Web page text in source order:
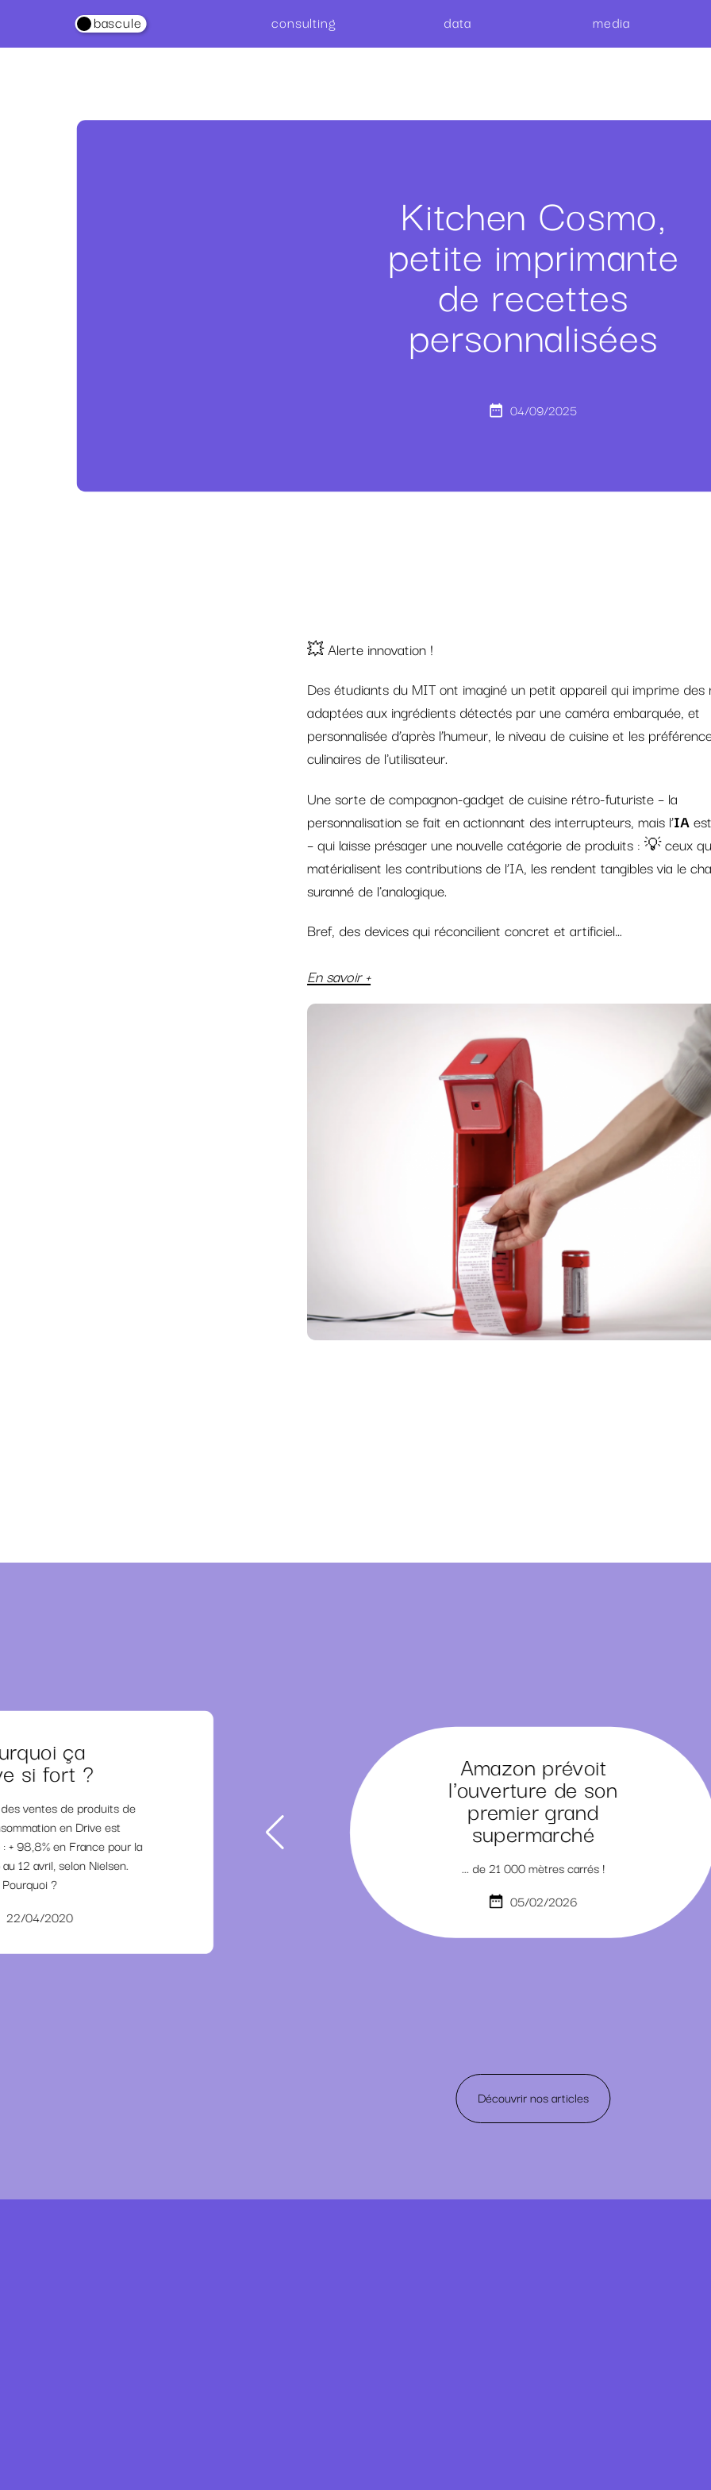
bascule
. consulting data media
Kitchen Cosmo,
petite imprimante
de recettes
personnalisées
04/09/2025
💥 Alerte innovation !
Des étudiants du MIT ont imaginé un petit appareil qui imprime
adaptées aux ingrédients détectés par une caméra embarquée, et
personnalisée d’après l’humeur, le niveau de cuisine et les
culinaires de l'utilisateur.
Une sorte de compagnon-gadget de cuisine rétro-futuriste – la
personnalisation se fait en actionnant des interrupteurs, mais l’IA
– qui laisse présager une nouvelle catégorie de produits : 💡 ceux
matérialisent les contributions de l’IA, les rendent tangibles via le
suranné de l'analogique.
Bref, des devices qui réconcilient concret et artificiel…
En savoir +
ça
si fort ?
ventes de produits de
en Drive est
+ 98,8% en France pour la
12 avril, selon Nielsen.
Pourquoi ?
22/04/2020
Amazon prévoit
l'ouverture de son
premier grand
supermarché
... de 21 000 mètres carrés !
05/02/2026
Découvrir nos articles